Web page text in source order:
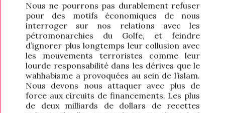
Nous ne pourrons pas durablement refuser
pour des motifs économiques de nous
interroger sur nos relations avec les
pétromonarchies du Golfe, et feindre
d’ignorer plus longtemps leur collusion avec
les mouvements terroristes comme leur
lourde responsabilité dans les dérives que le
wahhabisme a provoquées au sein de l’islam.
Nous devons nous attaquer avec plus de
force aux circuits de financements. Les plus
de deux milliards de dollars de recettes